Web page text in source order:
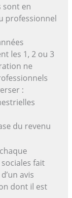
sont en
professionnel
les 1, 2 ou 3
ne
:
du revenu
fait
avis
dont il est